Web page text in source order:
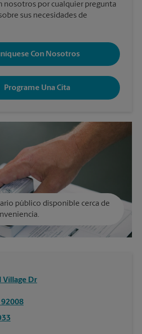
nosotros por cualquier pregunta
sus necesidades de
Con Nosotros
Programe Una Cita
público disponible cerca de
Village Dr
92008